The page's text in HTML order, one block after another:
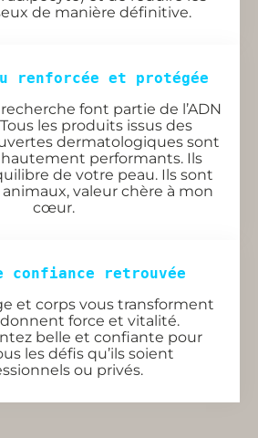
de manière définitive.
renforcée et protégée
font partie de l’ADN
les produits issus des
dermatologiques sont
performants. Ils
de votre peau. Ils sont
valeur chère à mon
cœur.
confiance retrouvée
et corps vous transforment
force et vitalité.
belle et confiante pour
les défis qu’ils soient
ou privés.